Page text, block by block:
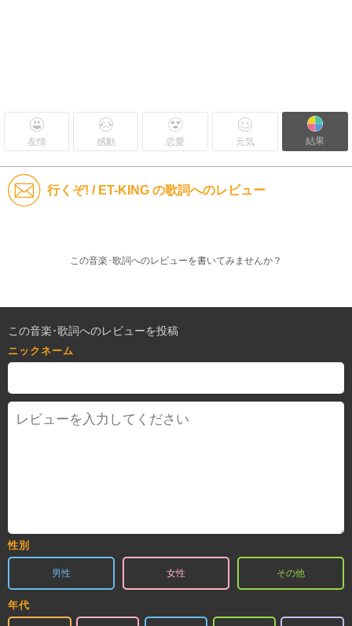
友情 感動 恋愛 元気 結果
行くぞ! / ET-KING の歌詞へのレビュー
この音楽･歌詞へのレビューを書いてみませんか？
この音楽･歌詞へのレビューを投稿
ニックネーム
性別
男性 女性 その他
年代